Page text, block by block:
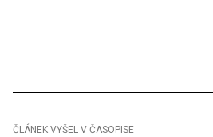
ČLÁNEK VYŠEL V ČASOPISE